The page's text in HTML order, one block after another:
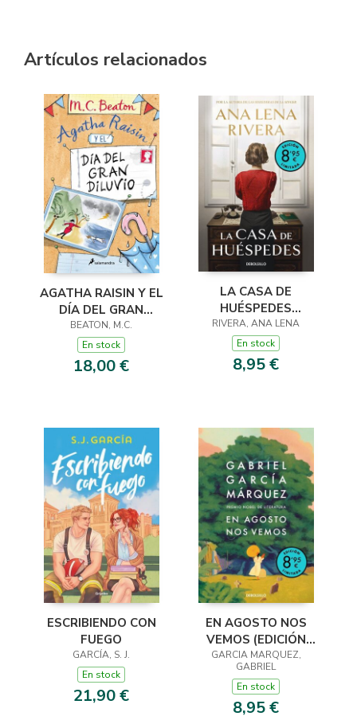
Artículos relacionados
AGATHA RAISIN Y EL
DÍA DEL GRAN
DILUVIO (AGATHA
RAISIN 12)
BEATON, M.C.
En stock
18,00 €
LA CASA DE
HUÉSPEDES
(EDICIÓN LIMITADA ·
VERANO)
RIVERA, ANA LENA
En stock
8,95 €
ESCRIBIENDO CON
FUEGO
GARCÍA, S. J.
En stock
21,90 €
EN AGOSTO NOS
VEMOS (EDICIÓN
LIMITADA)
GARCIA MARQUEZ,
GABRIEL
En stock
8,95 €